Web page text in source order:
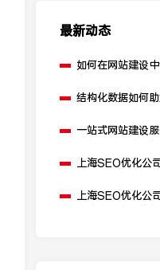
最新动态
如何在网站建设
结构化数据如何
一站式网站建设
上海SEO优化公
升点击率和SEO效
上海SEO优化公